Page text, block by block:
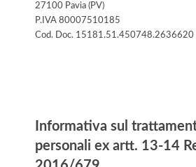
27100 Pavia (PV)
P.IVA 80007510185
Cod. Doc. 15181.51.450748.2636620
Informativa sul
personali ex artt. 13-14